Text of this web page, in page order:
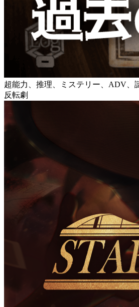
超能力、推理、ミステリー、ADV、
反転劇